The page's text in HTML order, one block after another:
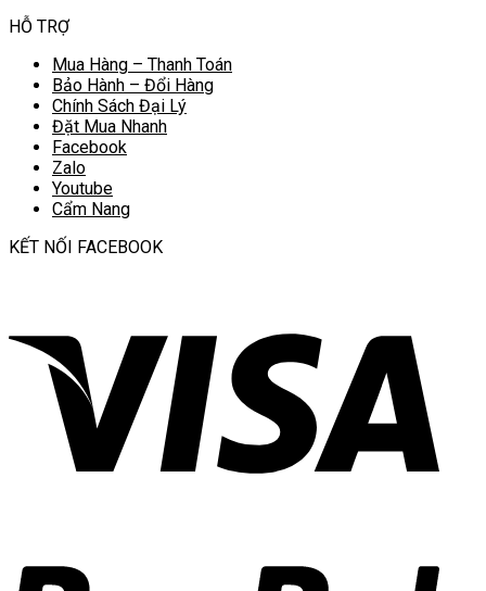
HỖ TRỢ
Mua Hàng – Thanh Toán
Bảo Hành – Đổi Hàng
Chính Sách Đại Lý
Đặt Mua Nhanh
Facebook
Zalo
Youtube
Cẩm Nang
KẾT NỐI FACEBOOK